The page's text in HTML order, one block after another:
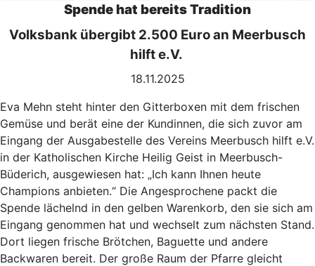
Spende hat bereits Tradition
Volksbank übergibt 2.500 Euro an Meerbusch
hilft e.V.
18.11.2025
Eva Mehn steht hinter den Gitterboxen mit dem frischen
Gemüse und berät eine der Kundinnen, die sich zuvor am
Eingang der Ausgabestelle des Vereins Meerbusch hilft e.V.
in der Katholischen Kirche Heilig Geist in Meerbusch-
Büderich, ausgewiesen hat: „Ich kann Ihnen heute
Champions anbieten.“ Die Angesprochene packt die
Spende lächelnd in den gelben Warenkorb, den sie sich am
Eingang genommen hat und wechselt zum nächsten Stand.
Dort liegen frische Brötchen, Baguette und andere
Backwaren bereit. Der große Raum der Pfarre gleicht